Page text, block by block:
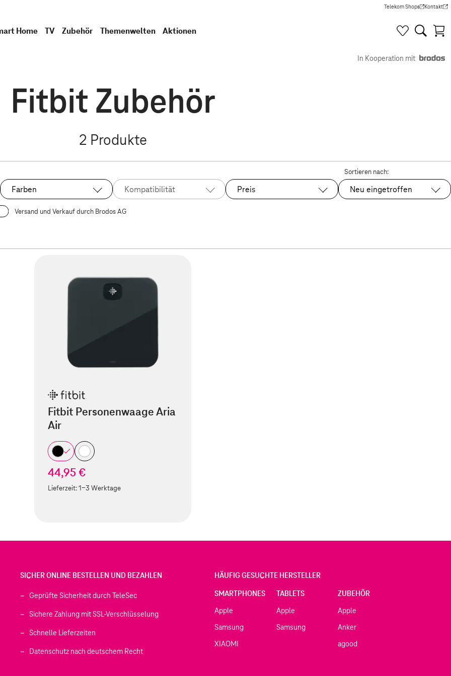
Telekom Shops
(Wird in einem neuen Tab
Kontakt
(Wird in
Home TV Zubehör Themenwelten Aktionen
In Kooperation mit
Fitbit Zubehör
2 Produkte
Farben Kompatibilität Preis
Sortieren nach:
Ausgewählt:
Neu eingetroffen
Versand und Verkauf durch Brodos AG
Fitbit Personenwaage Aria
Air
44,95 €
Lieferzeit:1-3 Werktage
geöffnet)
SICHER ONLINE BESTELLEN UND BEZAHLEN
Geprüfte Sicherheit durch TeleSec
Sichere Zahlung mit SSL-Verschlüsselung
Schnelle Lieferzeiten
Datenschutz nach deutschem Recht
HÄUFIG GESUCHTE HERSTELLER
SMARTPHONES
Apple
Samsung
XIAOMI
TABLETS
Apple
Samsung
ZUBEHÖR
Apple
Anker
agood